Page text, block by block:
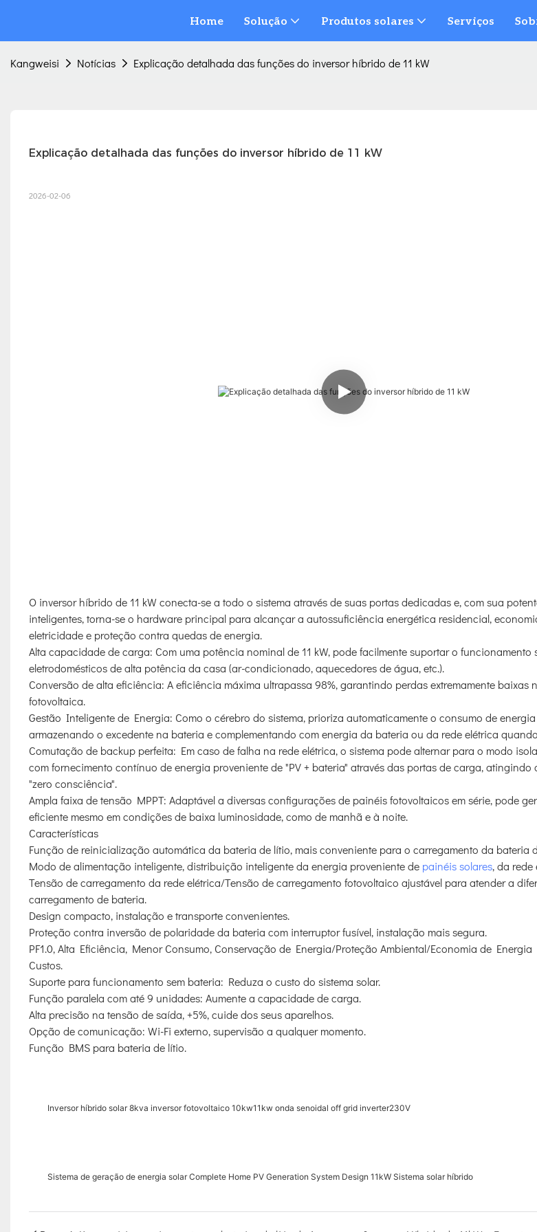
Home Solução Produtos solares Serviços
Kangweisi Notícias Explicação detalhada das funções do inversor híbrido de 11 kW
Explicação detalhada das funções do inversor híbrido de 11 kW
2026-02-06
O inversor híbrido de 11 kW conecta-se a todo o sistema através de suas portas dedicadas e, com sua
inteligentes, torna-se o hardware principal para alcançar a autossuficiência energética residencial,
eletricidade e proteção contra quedas de energia.
Alta capacidade de carga: Com uma potência nominal de 11 kW, pode facilmente suportar o funcionamento
eletrodomésticos de alta potência da casa (ar-condicionado, aquecedores de água, etc.).
Conversão de alta eficiência: A eficiência máxima ultrapassa 98%, garantindo perdas extremamente baixas
fotovoltaica.
Gestão Inteligente de Energia: Como o cérebro do sistema, prioriza automaticamente o consumo de
armazenando o excedente na bateria e complementando com energia da bateria ou da rede elétrica
Comutação de backup perfeita: Em caso de falha na rede elétrica, o sistema pode alternar para o modo
com fornecimento contínuo de energia proveniente de "PV + bateria" através das portas de carga, atingindo
"zero consciência".
Ampla faixa de tensão MPPT: Adaptável a diversas configurações de painéis fotovoltaicos em série, pode
eficiente mesmo em condições de baixa luminosidade, como de manhã e à noite.
Características
Função de reinicialização automática da bateria de lítio, mais conveniente para o carregamento da bateria
Modo de alimentação inteligente, distribuição inteligente da energia proveniente depainéis solares, da rede
Tensão de carregamento da rede elétrica/Tensão de carregamento fotovoltaico ajustável para atender a
carregamento de bateria.
Design compacto, instalação e transporte convenientes.
Proteção contra inversão de polaridade da bateria com interruptor fusível, instalação mais segura.
PF1.0, Alta Eficiência, Menor Consumo, Conservação de Energia/Proteção Ambiental/Economia de
Custos.
Suporte para funcionamento sem bateria: Reduza o custo do sistema solar.
Função paralela com até 9 unidades: Aumente a capacidade de carga.
Alta precisão na tensão de saída, +5%, cuide dos seus aparelhos.
Opção de comunicação: Wi-Fi externo, supervisão a qualquer momento.
Função BMS para bateria de lítio.
Inversor híbrido solar 8kva inversor fotovoltaico 10kw11kw onda senoidal off grid inverter230V
Sistema de geração de energia solar Complete Home PV Generation System Design 11kW Sistema solar híbrido